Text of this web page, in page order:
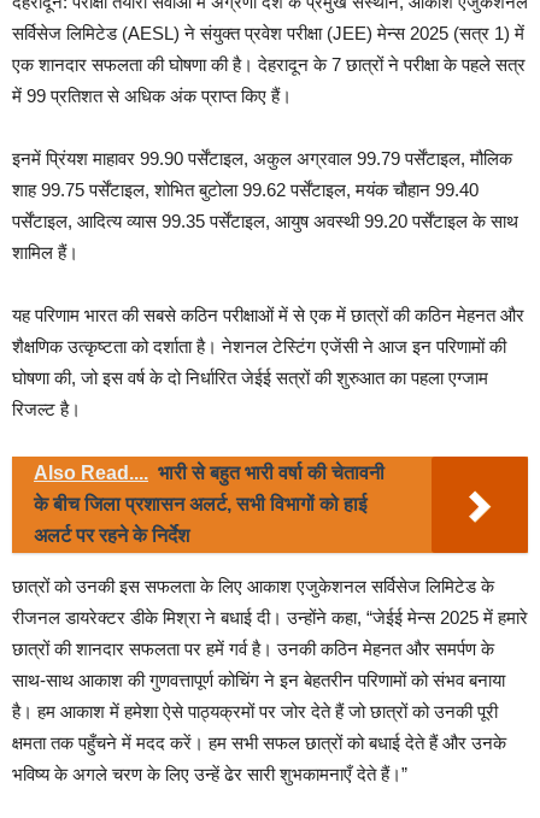
सर्विसेज लिमिटेड (AESL) ने संयुक्त प्रवेश परीक्षा (JEE) मेन्स 2025 (सत्र 1) में
एक शानदार सफलता की घोषणा की है। देहरादून के 7 छात्रों ने परीक्षा के पहले सत्र
में 99 प्रतिशत से अधिक अंक प्राप्त किए हैं।
इनमें प्रिंयश माहावर 99.90 पर्सेंटाइल, अकुल अग्रवाल 99.79 पर्सेंटाइल, मौलिक
शाह 99.75 पर्सेंटाइल, शोभित बुटोला 99.62 पर्सेंटाइल, मयंक चौहान 99.40
पर्सेंटाइल, आदित्य व्यास 99.35 पर्सेंटाइल, आयुष अवस्थी 99.20 पर्सेंटाइल के साथ
शामिल हैं।
यह परिणाम भारत की सबसे कठिन परीक्षाओं में से एक में छात्रों की कठिन मेहनत और
शैक्षणिक उत्कृष्टता को दर्शाता है। नेशनल टेस्टिंग एजेंसी ने आज इन परिणामों की
घोषणा की, जो इस वर्ष के दो निर्धारित जेईई सत्रों की शुरुआत का पहला एग्जाम
रिजल्ट है।
Also Read.... भारी से बहुत भारी वर्षा की चेतावनी
के बीच जिला प्रशासन अलर्ट, सभी विभागों को हाई
अलर्ट पर रहने के निर्देश
छात्रों को उनकी इस सफलता के लिए आकाश एजुकेशनल सर्विसेज लिमिटेड के
रीजनल डायरेक्टर डीके मिश्रा ने बधाई दी। उन्होंने कहा, “जेईई मेन्स 2025 में हमारे
छात्रों की शानदार सफलता पर हमें गर्व है। उनकी कठिन मेहनत और समर्पण के
साथ-साथ आकाश की गुणवत्तापूर्ण कोचिंग ने इन बेहतरीन परिणामों को संभव बनाया
है। हम आकाश में हमेशा ऐसे पाठ्यक्रमों पर जोर देते हैं जो छात्रों को उनकी पूरी
क्षमता तक पहुँचने में मदद करें। हम सभी सफल छात्रों को बधाई देते हैं और उनके
भविष्य के अगले चरण के लिए उन्हें ढेर सारी शुभकामनाएँ देते हैं।”